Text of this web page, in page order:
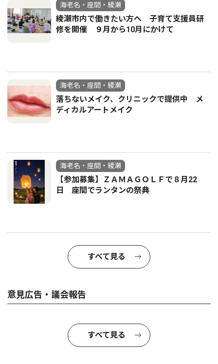
海老名・座間・綾瀬
綾瀬市内で働きたい方へ 子育て支援員研
修を開催 ９月から10月にかけて
海老名・座間・綾瀬
落ちないメイク、クリニックで提供中 メ
ディカルアートメイク
海老名・座間・綾瀬
【参加募集】ＺＡＭＡＧＯＬＦで８月22
日 座間でランタンの祭典
すべて見る
意見広告・議会報告
すべて見る